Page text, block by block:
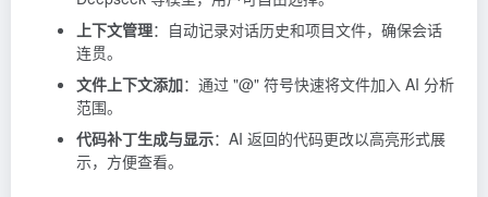
上下文管理：自动记录对话历史和项目文件，确保会话
连贯。
文件上下文添加：通过 "@" 符号快速将文件加入 AI 分析
范围。
代码补丁生成与显示：AI 返回的代码更改以高亮形式展
示，方便查看。